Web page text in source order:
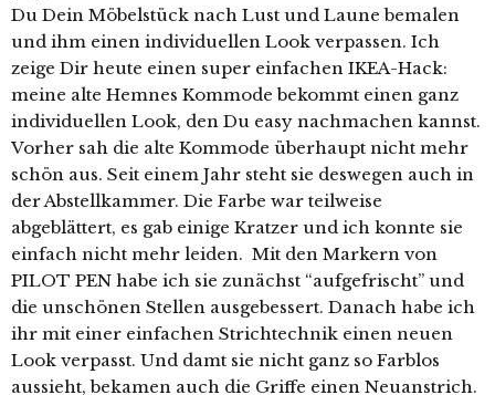
Du Dein Möbelstück nach Lust und Laune bemalen
und ihm einen individuellen Look verpassen. Ich
zeige Dir heute einen super einfachen IKEA-Hack:
meine alte Hemnes Kommode bekommt einen ganz
individuellen Look, den Du easy nachmachen kannst.
Vorher sah die alte Kommode überhaupt nicht mehr
schön aus. Seit einem Jahr steht sie deswegen auch in
der Abstellkammer. Die Farbe war teilweise
abgeblättert, es gab einige Kratzer und ich konnte sie
einfach nicht mehr leiden. Mit den Markern von
PILOT PEN habe ich sie zunächst “aufgefrischt” und
die unschönen Stellen ausgebessert. Danach habe ich
ihr mit einer einfachen Strichtechnik einen neuen
Look verpasst. Und damt sie nicht ganz so Farblos
aussieht, bekamen auch die Griffe einen Neuanstrich.